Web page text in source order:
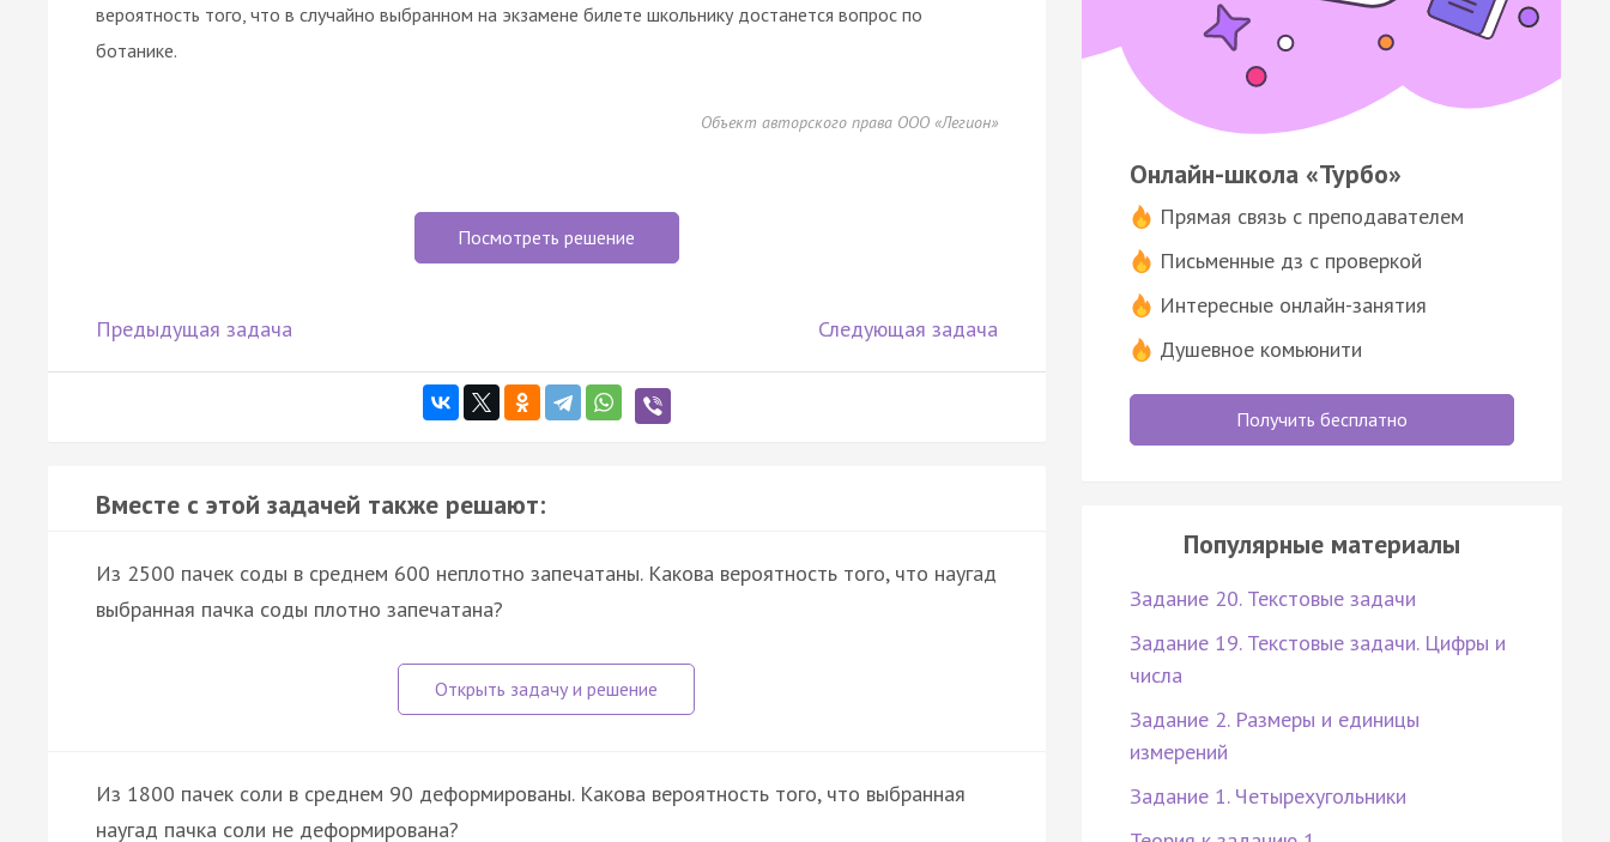
вероятность того, что в случайно выбранном на экзамене билете школьнику достанется вопрос по
ботанике.
Объект авторского права ООО «Легион»
Посмотреть решение
Предыдущая задача Следующая задача
Вместе с этой задачей также решают:
Из 2500 пачек соды в среднем 600 неплотно запечатаны. Какова вероятность того, что наугад
выбранная пачка соды плотно запечатана?
Из 1800 пачек соли в среднем 90 деформированы. Какова вероятность того, что выбранная
наугад пачка соли не деформирована?
Онлайн-школа «Турбо»
Прямая связь с преподавателем
Письменные дз с проверкой
Интересные онлайн-занятия
Душевное комьюнити
Получить бесплатно
Популярные материалы
Задание 20. Текстовые задачи
Задание 19. Текстовые задачи. Цифры и
числа
Задание 2. Размеры и единицы
измерений
Задание 1. Четырехугольники